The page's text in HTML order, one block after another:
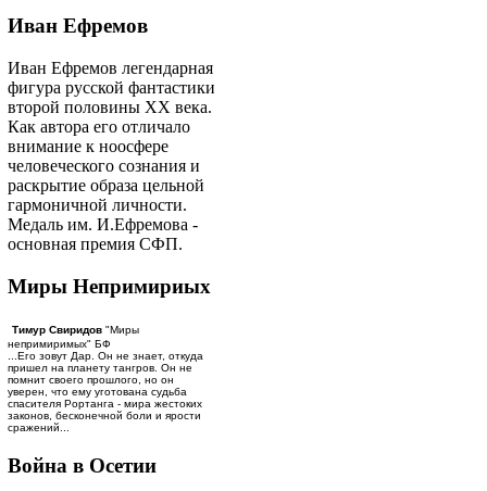
Иван Ефремов
Иван Ефремов легендарная
фигура русской фантастики
второй половины ХХ века.
Как автора его отличало
внимание к ноосфере
человеческого сознания и
раскрытие образа цельной
гармоничной личности.
Медаль им. И.Ефремова -
основная премия СФП.
Миры Непримириых
Тимур Свиридов "Миры
непримиримых" БФ
...Его зовут Дар. Он не знает, откуда
пришел на планету тангров. Он не
помнит своего прошлого, но он
уверен, что ему уготована судьба
спасителя Рортанга - мира жестоких
законов, бесконечной боли и ярости
сражений...
Война в Осетии